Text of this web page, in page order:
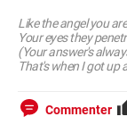
"hxxp://
Ligne Supprimée :
Ligne Supprimée
"Mon Jul 16 2012
Like the angel you
Your eyes they
(Your answer's
That's when I got up
Commenter